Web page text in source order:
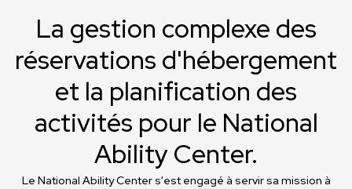
La gestion complexe des
réservations d'hébergement
et la planification des
activités pour le National
Ability Center.
Le National Ability Center s'est engagé à servir sa mission à